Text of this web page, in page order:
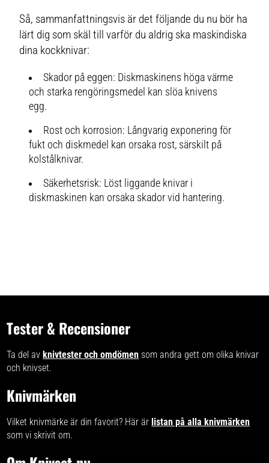
Så, sammanfattningsvis är det följande du nu bör ha
lärt dig som skäl till varför du aldrig ska maskindiska
dina kockknivar:
Skador på eggen: Diskmaskinens höga värme
och starka rengöringsmedel kan slöa knivens
egg.
Rost och korrosion: Långvarig exponering för
fukt och diskmedel kan orsaka rost, särskilt på
kolstålknivar.
Säkerhetsrisk: Löst liggande knivar i
diskmaskinen kan orsaka skador vid hantering.
Tester & Recensioner
Ta del avknivtester och omdömen som andra gett om olika knivar
och knivset.
Knivmärken
Vilket knivmärke är din favorit? Här ärlistan på alla knivmärken
som vi skrivit om.